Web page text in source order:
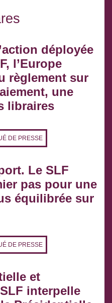
déployée
l’Europe
règlement sur
une
libraires
DE PRESSE
Le SLF
pas pour une
équilibrée sur
DE PRESSE
et
interpelle